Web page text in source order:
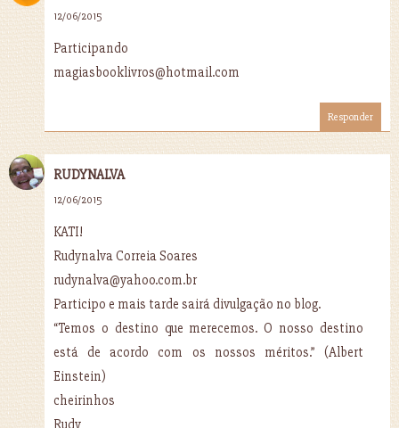
12/06/2015
Participando
magiasbooklivros@hotmail.com
Responder
RUDYNALVA
12/06/2015
KATI!
Rudynalva Correia Soares
rudynalva@yahoo.com.br
Participo e mais tarde sairá divulgação no blog.
“Temos o destino que merecemos. O nosso destino
está de acordo com os nossos méritos.” (Albert
Einstein)
cheirinhos
Rudy